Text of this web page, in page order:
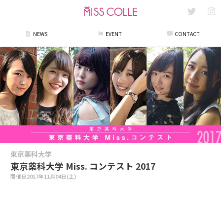
NEWS EVENT CONTACT
東京薬科大学
東京薬科大学 Miss. コンテスト 2017
開催日 2017年11月04日(土)